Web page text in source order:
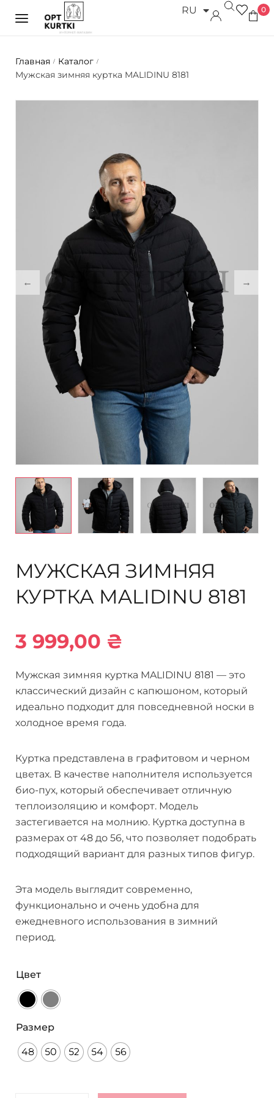
RU
UK 0
Главная / Каталог /
Мужская зимняя куртка MALIDINU 8181
МУЖСКАЯ ЗИМНЯЯ
КУРТКА MALIDINU 8181
3 999,00 ₴
Мужская зимняя куртка MALIDINU 8181 — это
классический дизайн с капюшоном, который
идеально подходит для повседневной носки в
холодное время года.
Куртка представлена в графитовом и черном
цветах. В качестве наполнителя используется
био-пух, который обеспечивает отличную
теплоизоляцию и комфорт. Модель
застегивается на молнию. Куртка доступна в
размерах от 48 до 56, что позволяет подобрать
подходящий вариант для разных типов фигур.
Эта модель выглядит современно,
функционально и очень удобна для
ежедневного использования в зимний
период.
Цвет
Размер
48 50 52 54 56